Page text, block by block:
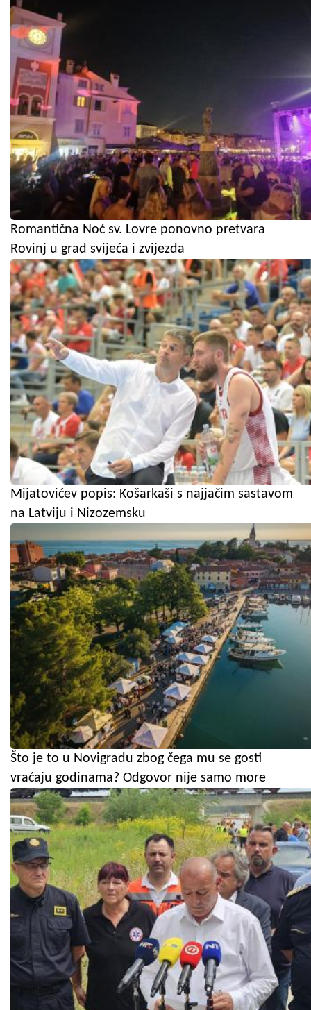
Romantična Noć sv. Lovre ponovno pretvara
Rovinj u grad svijeća i zvijezda
Mijatovićev popis: Košarkaši s najjačim sastavom
na Latviju i Nizozemsku
Što je to u Novigradu zbog čega mu se gosti
vraćaju godinama? Odgovor nije samo more